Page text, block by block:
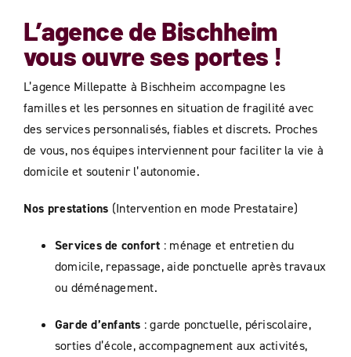
L’agence deBischheim
vous ouvre ses portes !
L’agence Millepatte à Bischheim accompagne les
familles et les personnes en situation de fragilité avec
des services personnalisés, fiables et discrets. Proches
de vous, nos équipes interviennent pour faciliter la vie à
domicile et soutenir l’autonomie.
Nos prestations (Intervention en mode Prestataire)
Services de confort : ménage et entretien du
domicile, repassage, aide ponctuelle après travaux
ou déménagement.
Garde d’enfants : garde ponctuelle, périscolaire,
sorties d’école, accompagnement aux activités,